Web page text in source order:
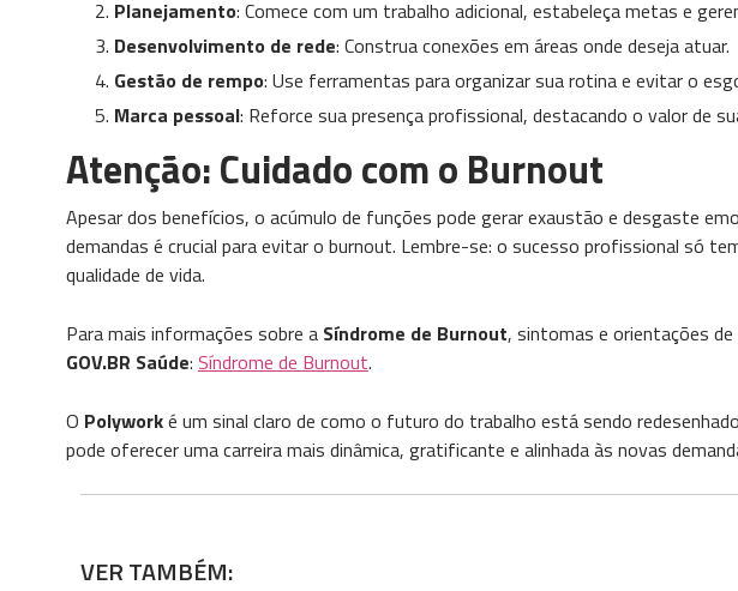
Planejamento: Comece com um trabalho adicional, estabeleça metas e
Desenvolvimento de rede: Construa conexões em áreas onde deseja atuar.
Gestão de rempo: Use ferramentas para organizar sua rotina e evitar o
Marca pessoal: Reforce sua presença profissional, destacando o valor de
Atenção: Cuidado com o Burnout
Apesar dos benefícios, o acúmulo de funções pode gerar exaustão e desgaste
demandas é crucial para evitar o burnout. Lembre-se: o sucesso profissional só
qualidade de vida.
Para mais informações sobre a Síndrome de Burnout, sintomas e orientações
GOV.BR Saúde: Síndrome de Burnout.
O Polyworké um sinal claro de como o futuro do trabalho está sendo
pode oferecer uma carreira mais dinâmica, gratificante e alinhada às novas
VER TAMBÉM: